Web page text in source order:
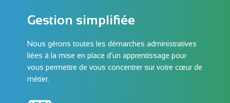
Gestion simplifiée
Nous gérons toutes les démarches administratives
liées à la mise en place d’un apprentissage pour
vous permettre de vous concentrer sur votre cœur de
métier.